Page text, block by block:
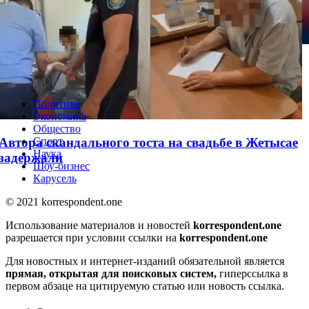
решил одну из самых раздражающих
скандального тоста на свадьбе в Жетысае
Политика
Экономика
Общество
Спорт
Наука
Шоу-бизнес
Карусель
© 2021 korrespondent.one
Использование материалов и новостей korrespondent.one
разрешается при условии ссылки на korrespondent.one
Для новостных и интернет-изданий обязательной является
прямая, открытая для поисковых систем, гиперссылка в
первом абзаце на цитируемую статью или новость ссылка.